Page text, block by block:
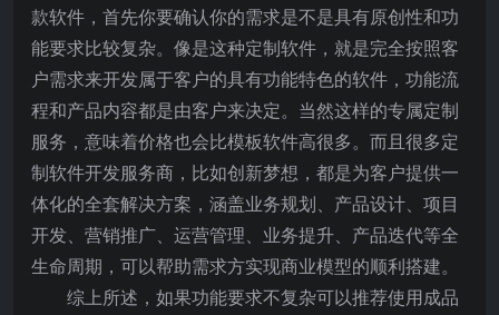
款软件，首先你要确认你的需求是不是具有原创性和功
能要求比较复杂。像是这种定制软件，就是完全按照客
户需求来开发属于客户的具有功能特色的软件，功能流
程和产品内容都是由客户来决定。当然这样的专属定制
服务，意味着价格也会比模板软件高很多。而且很多定
制软件开发服务商，比如创新梦想，都是为客户提供一
体化的全套解决方案，涵盖业务规划、产品设计、项目
开发、营销推广、运营管理、业务提升、产品迭代等全
生命周期，可以帮助需求方实现商业模型的顺利搭建。
综上所述，如果功能要求不复杂可以推荐使用成品